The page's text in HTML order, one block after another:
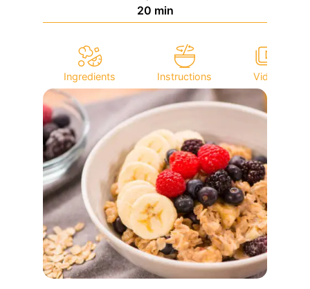
20minutes
min
Ingredients Instructions Video